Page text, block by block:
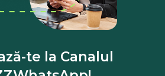
te la Canalul